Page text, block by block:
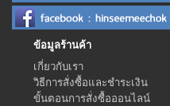
ข้อมูลร้านค้า
เกี่ยวกับเรา
วิธีการสั่งซื้อและชำระเงิน
ขั้นตอนการสั่งซื้อออนไลน์